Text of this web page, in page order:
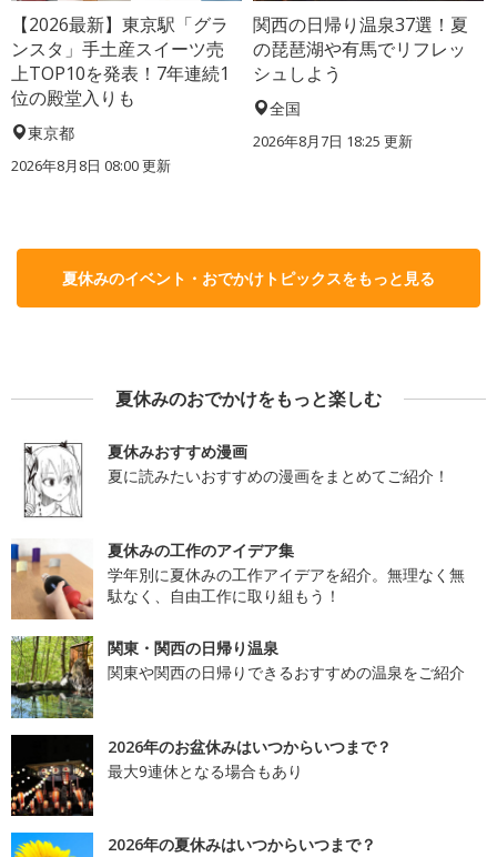
【2026最新】東京駅「グラ
ンスタ」手土産スイーツ売
上TOP10を発表！7年連続1
位の殿堂入りも
東京都
2026年8月8日 08:00更新
関西の日帰り温泉37選！夏
の琵琶湖や有馬でリフレッ
シュしよう
全国
2026年8月7日 18:25 更新
夏休みのイベント・おでかけトピックスをもっと見る
夏休みのおでかけをもっと楽しむ
夏休みおすすめ漫画
夏に読みたいおすすめの漫画をまとめてご紹介！
夏休みの工作のアイデア集
学年別に夏休みの工作アイデアを紹介。無理なく無
駄なく、自由工作に取り組もう！
関東・関西の日帰り温泉
関東や関西の日帰りできるおすすめの温泉をご紹介
2026年のお盆休みはいつからいつまで？
最大9連休となる場合もあり
2026年の夏休みはいつからいつまで？